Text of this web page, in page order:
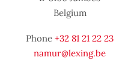
Belgium
Phone +32 81 21 22 23
namur@lexing.be